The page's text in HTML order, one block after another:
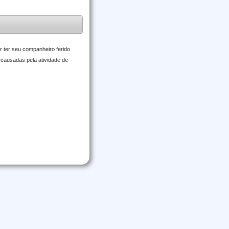
ter seu companheiro ferido
pela atividade de